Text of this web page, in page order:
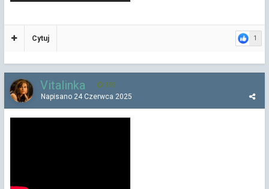
1
Cytuj
Vitalinka 392
Napisano 24 Czerwca 2025